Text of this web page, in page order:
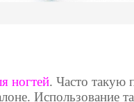
ногтей. Часто такую
Использование